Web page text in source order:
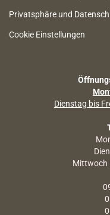
Privatsphäre und
Cookie Einstellungen
Dienstag bis
Mittwoch